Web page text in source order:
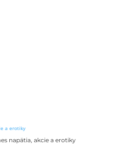
napätia, akcie a erotiky